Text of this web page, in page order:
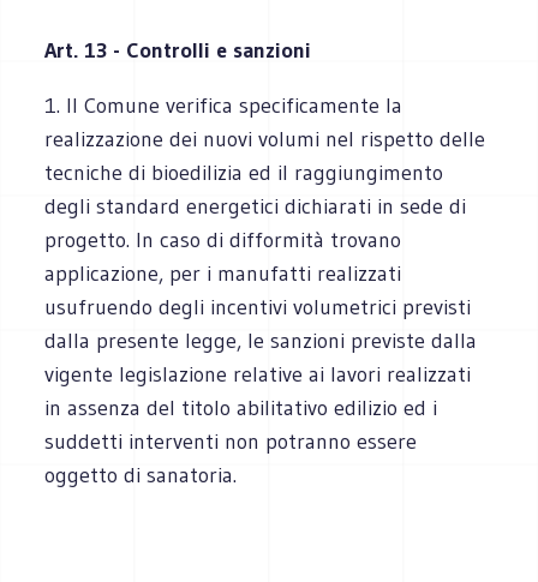
Art. 13 - Controlli e sanzioni
1. Il Comune verifica specificamente la
realizzazione dei nuovi volumi nel rispetto delle
tecniche di bioedilizia ed il raggiungimento
degli standard energetici dichiarati in sede di
progetto. In caso di difformità trovano
applicazione, per i manufatti realizzati
usufruendo degli incentivi volumetrici previsti
dalla presente legge, le sanzioni previste dalla
vigente legislazione relative ai lavori realizzati
in assenza del titolo abilitativo edilizio ed i
suddetti interventi non potranno essere
oggetto di sanatoria.